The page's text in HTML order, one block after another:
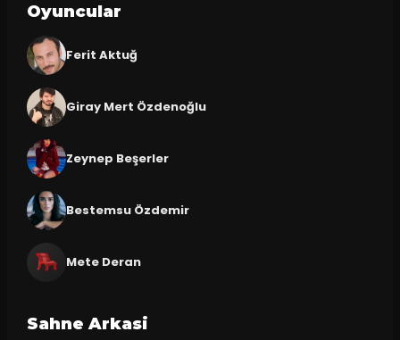
Oyuncular
Ferit Aktuğ
Giray Mert Özdenoğlu
Zeynep Beşerler
Bestemsu Özdemir
Mete Deran
Sahne Arkasi